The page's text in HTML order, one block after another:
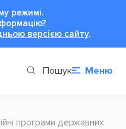
режимі.
версією сайту.
Пошук Меню
програми державних